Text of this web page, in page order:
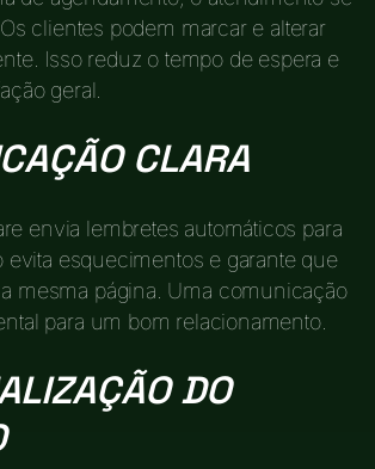
clientes podem marcar e alterar
Isso reduz o tempo de espera e
geral.
CLARA
envia lembretes automáticos para
evita esquecimentos e garante que
mesma página. Uma comunicação
para um bom relacionamento.
DO